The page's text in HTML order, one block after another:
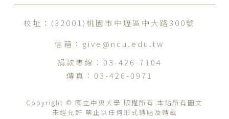
校址：(32001)桃園市中壢區中大路300號
信箱： give@ncu.edu.tw
捐款專線： 03-426-7104
傳真： 03-426-0971
Copyright © 國立中央大學 版權所有 本站所有圖文
未經允許 禁止以任何形式轉貼及轉載